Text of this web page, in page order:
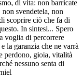
di vita: non barricate
svendetela, non
scoprire ciò che fa di
In sintesi... Spero
voglia di percorrere
la garanzia che ne varrà
perdono, gioia, vitalità
nessuno senta di